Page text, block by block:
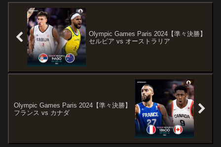
す。オススメ度あらすじ＆予告
編願いが叶う魔法の王国に暮ら
す少...
う途中、飛行機で出会った人物
Olympic Games Paris 2024【準々決勝】
セルビア vs オーストラリア
Olympic Games Paris 2024【準々決勝】
フランス vs カナダ